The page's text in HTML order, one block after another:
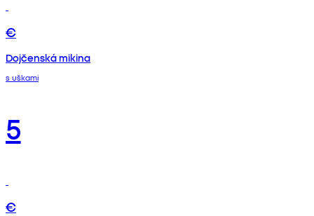
€
Dojčenská mikina
s uškami
5
€